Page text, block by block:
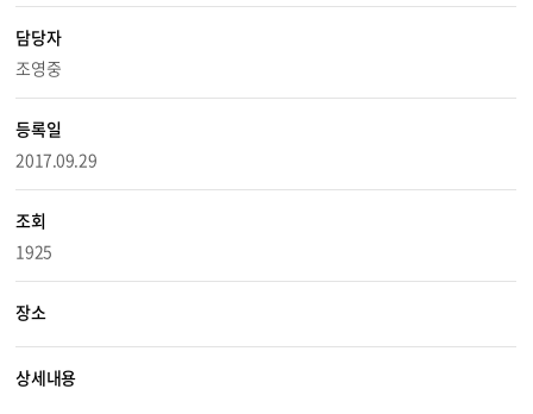
담당자
조영중
등록일
2017.09.29
조회
1925
장소
상세내용